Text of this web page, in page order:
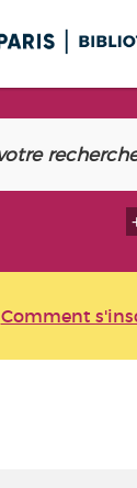
Comment